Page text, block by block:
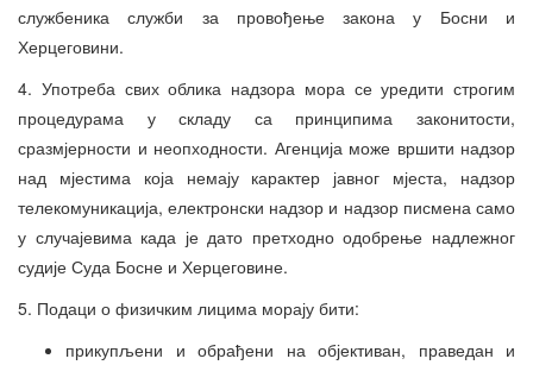
службеника служби за провођење закона у Босни и
Херцеговини.
4. Употреба свих облика надзора мора се уредити строгим
процедурама у складу са принципима законитости,
сразмјерности и неопходности. Агенција може вршити надзор
над мјестима која немају карактер јавног мјеста, надзор
телекомуникација, електронски надзор и надзор писмена само
у случајевима када је дато претходно одобрење надлежног
судије Суда Босне и Херцеговине.
5. Подаци о физичким лицима морају бити:
прикупљени и обрађени на објективан, праведан и